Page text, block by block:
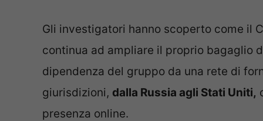
Gli investigatori hanno scoperto come il
continua ad ampliare il proprio bagaglio
dipendenza del gruppo da una rete di
giurisdizioni, dalla Russia agli Stati Uniti,
presenza online.